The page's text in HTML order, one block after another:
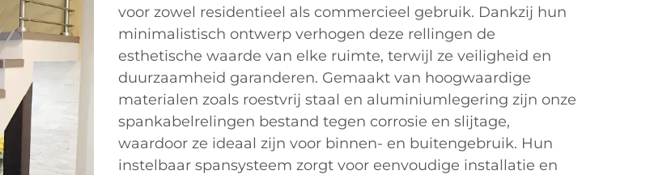
voor zowel residentieel als commercieel gebruik. Dankzij hun
minimalistisch ontwerp verhogen deze rellingen de
esthetische waarde van elke ruimte, terwijl ze veiligheid en
duurzaamheid garanderen. Gemaakt van hoogwaardige
materialen zoals roestvrij staal en aluminiumlegering zijn onze
spankabelrelingen bestand tegen corrosie en slijtage,
waardoor ze ideaal zijn voor binnen- en buitengebruik. Hun
instelbaar spansysteem zorgt voor eenvoudige installatie en